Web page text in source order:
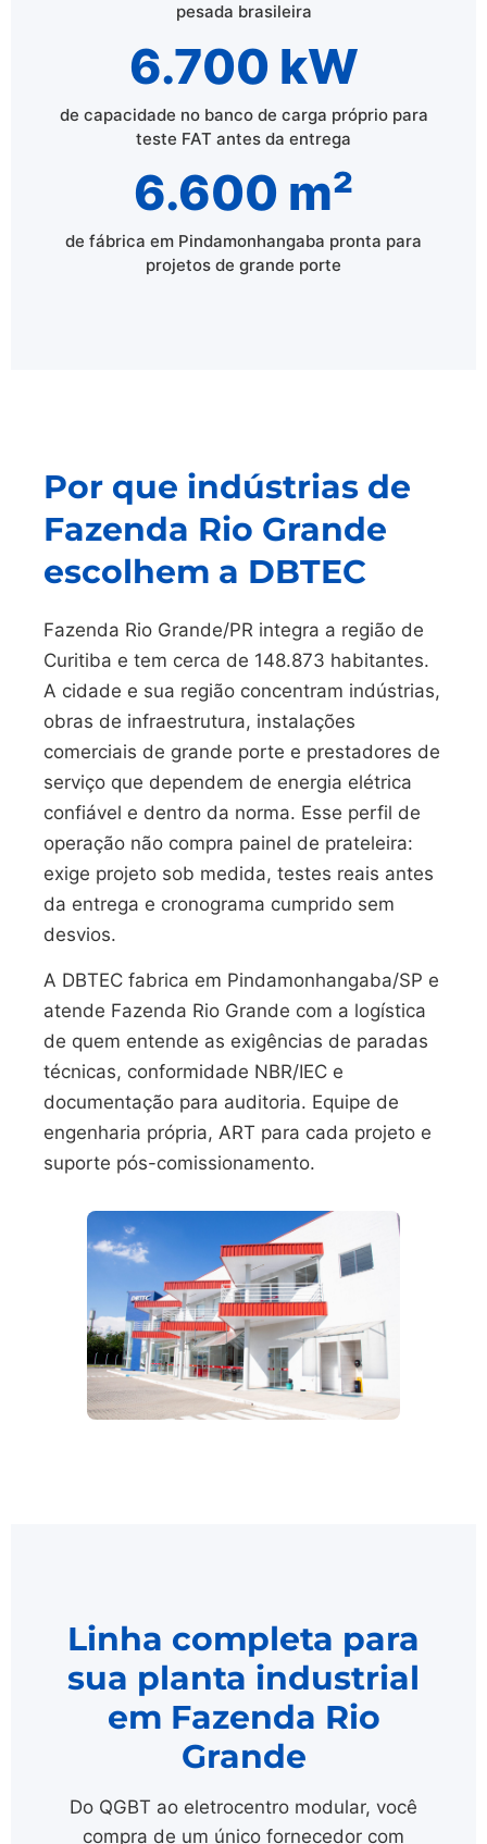
pesada brasileira
6.700 kW
de capacidade no banco de carga próprio para
teste FAT antes da entrega
6.600 m²
de fábrica em Pindamonhangaba pronta para
projetos de grande porte
Por que indústrias de
Fazenda Rio Grande
escolhem a DBTEC
Fazenda Rio Grande/PR integra a região de
Curitiba e tem cerca de 148.873 habitantes.
A cidade e sua região concentram indústrias,
obras de infraestrutura, instalações
comerciais de grande porte e prestadores de
serviço que dependem de energia elétrica
confiável e dentro da norma. Esse perfil de
operação não compra painel de prateleira:
exige projeto sob medida, testes reais antes
da entrega e cronograma cumprido sem
desvios.
A DBTEC fabrica em Pindamonhangaba/SP e
atende Fazenda Rio Grande com a logística
de quem entende as exigências de paradas
técnicas, conformidade NBR/IEC e
documentação para auditoria. Equipe de
engenharia própria, ART para cada projeto e
suporte pós-comissionamento.
Linha completa para
sua planta industrial
em Fazenda Rio
Grande
Do QGBT ao eletrocentro modular, você
compra de um único fornecedor com